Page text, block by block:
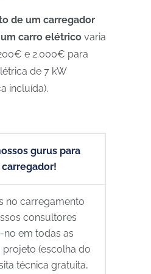
de um carregador
carro elétrico varia
e 2.000€ para
de 7 kW
incluída).
gurus para
no carregamento
consultores
em todas as
projeto (escolha do
técnica gratuita,